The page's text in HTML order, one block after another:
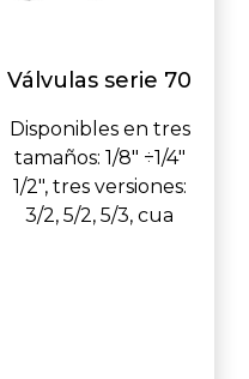
Válvulas serie 70
Disponibles en tres
tamaños: 1/8" ÷1/4"
1/2", tres versiones:
3/2, 5/2, 5/3, cua